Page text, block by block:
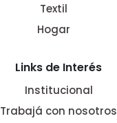
Textil
Hogar
Links de Interés
Institucional
Trabajá con nosotros